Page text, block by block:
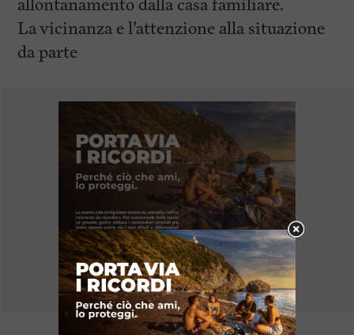
allontanamento dalla casa familiare.
La vicinanza e l’attenzione alla situazione
da parte